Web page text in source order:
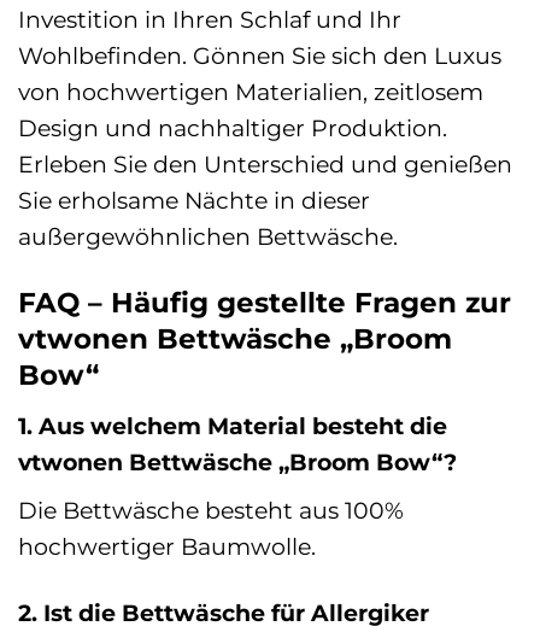
Investition in Ihren Schlaf und Ihr
Wohlbefinden. Gönnen Sie sich den Luxus
von hochwertigen Materialien, zeitlosem
Design und nachhaltiger Produktion.
Erleben Sie den Unterschied und genießen
Sie erholsame Nächte in dieser
außergewöhnlichen Bettwäsche.
FAQ – Häufig gestellte Fragen zur
vtwonen Bettwäsche „Broom
Bow“
1. Aus welchem Material besteht die
vtwonen Bettwäsche „Broom Bow“?
Die Bettwäsche besteht aus 100%
hochwertiger Baumwolle.
2. Ist die Bettwäsche für Allergiker